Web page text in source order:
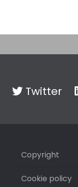
Twitter
Copyright
Cookie policy